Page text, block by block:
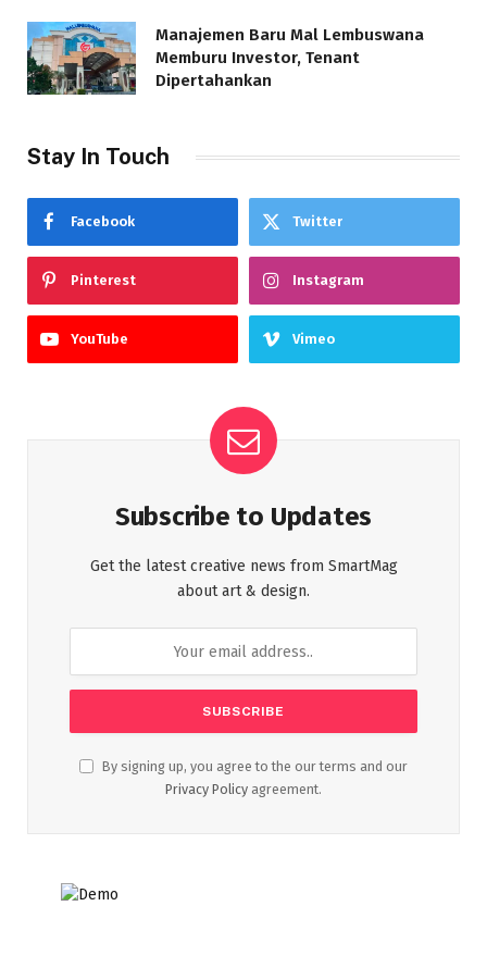
Manajemen Baru Mal Lembuswana
Memburu Investor, Tenant
Dipertahankan
Stay In Touch
Facebook Twitter
Pinterest Instagram
YouTube Vimeo
Subscribe to Updates
Get the latest creative news from SmartMag
about art & design.
By signing up, you agree to the our terms and our
Privacy Policy agreement.